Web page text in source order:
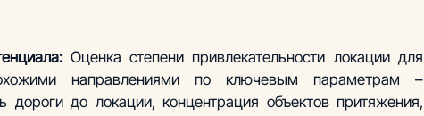
Оценка степени привлекательности локации для
направлениями по ключевым параметрам –
дороги до локации, концентрация объектов притяжения,